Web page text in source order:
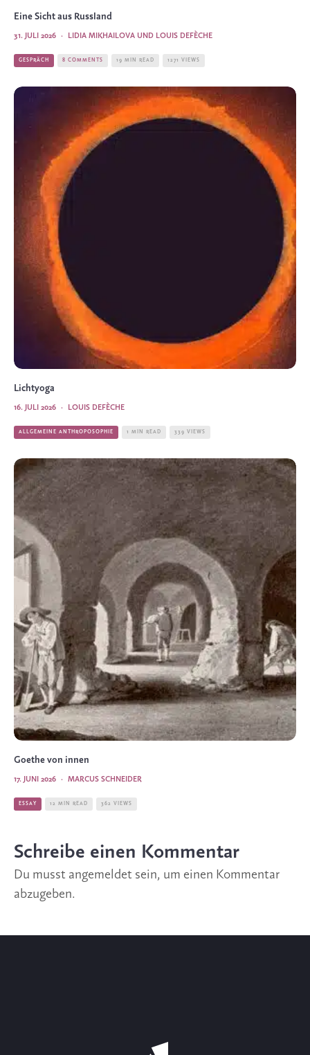
Eine Sicht aus Russland
LIDIA MIKHAILOVA UND LOUIS DEFÈCHE
·
31. JULI 2026
GESPRÄCH 8 COMMENTS 19 MIN READ 1271 VIEWS
Lichtyoga
LOUIS DEFÈCHE
·
16. JULI 2026
ALLGEMEINE ANTHROPOSOPHIE 1 MIN READ 339 VIEWS
Goethe von innen
MARCUS SCHNEIDER
·
17. JUNI 2026
ESSAY 12 MIN READ 362 VIEWS
Schreibe einen Kommentar
Du musst angemeldet sein, um einen Kommentar
abzugeben.